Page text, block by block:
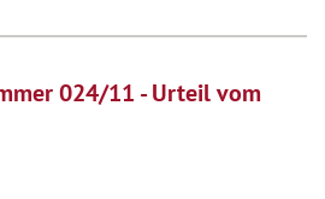
024/11 - Urteil vom